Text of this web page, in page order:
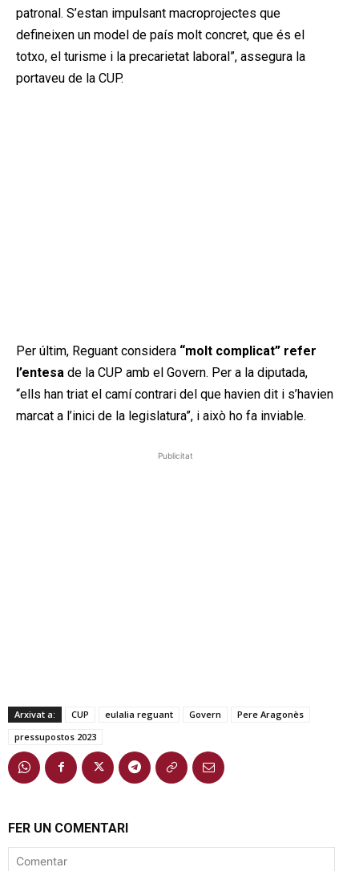
patronal. S’estan impulsant macroprojectes que
defineixen un model de país molt concret, que és el
totxo, el turisme i la precarietat laboral”, assegura la
portaveu de la CUP.
Per últim, Reguant considera “molt complicat” refer
l’entesa de la CUP amb el Govern. Per a la diputada,
“ells han triat el camí contrari del que havien dit i s’havien
marcat a l’inici de la legislatura”, i això ho fa inviable.
Publicitat
Arxivat a: CUP eulalia reguant Govern
Pere Aragonès
pressupostos 2023
FER UN COMENTARI